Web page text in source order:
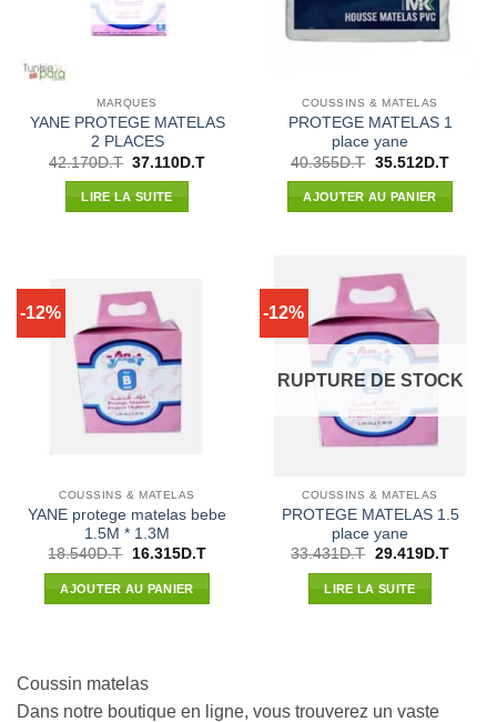
MARQUES
YANE PROTEGE MATELAS
2 PLACES
42.170D.T Le
initial
était :
37.110D.TLe
LIRE LA SUITE
COUSSINS & MATELAS
PROTEGE MATELAS 1
place yane
40.355D.T Le
initial
était :
35.512D.TLe
AJOUTER AU PANIER
-12%
COUSSINS & MATELAS
YANE protege matelas bebe
1.5M * 1.3M
18.540D.T
Le
initial
était :
16.315D.TLe
AJOUTER AU PANIER
-12%
RUPTURE DE STOCK
COUSSINS & MATELAS
PROTEGE MATELAS 1.5
place yane
33.431D.T Le
initial
était :
29.419D.TLe
LIRE LA SUITE
Coussin matelas
Dans notre boutique en ligne, vous trouverez un vaste